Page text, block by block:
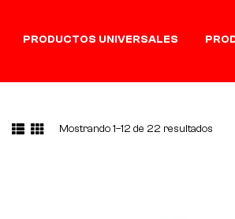
PRODUCTOS UNIVERSALES
Mostrando 1–12 de 22 resultados